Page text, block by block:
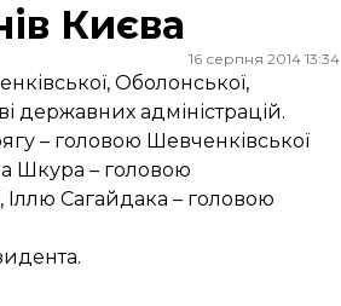
Києва
16 серпня 2014 13:34
Оболонської,
державних адміністрацій.
– головою Шевченківської
Шкура – головою
Сагайдака – головою
.